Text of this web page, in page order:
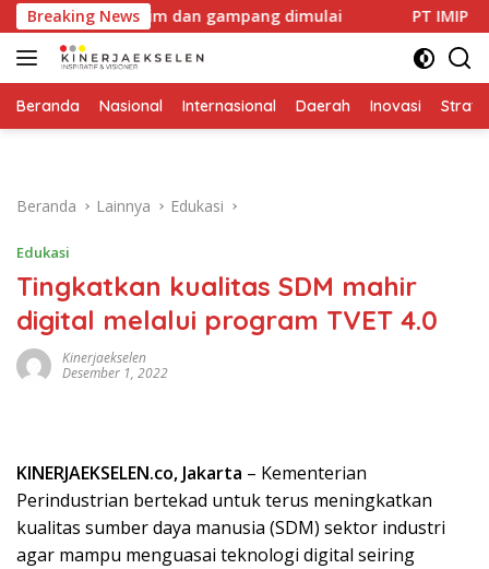
Langsung
ke
konten
Breaking News
minim dan gampang dimulai PT IMIP dan Dinas
Beranda Nasional Internasional Daerah Inovasi
Beranda Lainnya Edukasi
Edukasi
Tingkatkan kualitas SDM mahir
digital melalui program TVET 4.0
Kinerjaekselen
Desember 1, 2022
KINERJAEKSELEN.co, Jakarta – Kementerian
Perindustrian bertekad untuk terus meningkatkan
kualitas sumber daya manusia (SDM) sektor industri
agar mampu menguasai teknologi digital seiring